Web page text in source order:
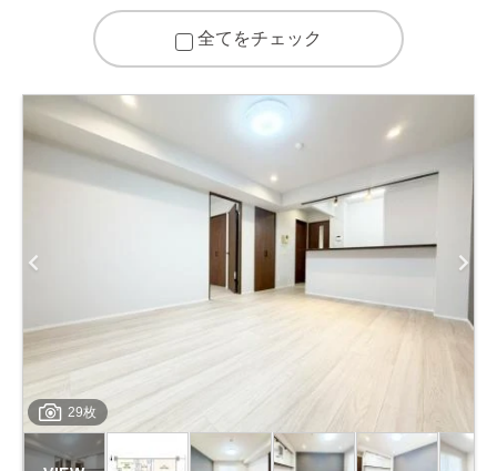
全てをチェック
29枚